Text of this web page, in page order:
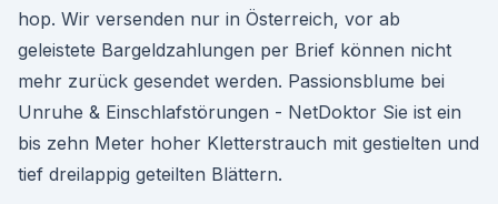
hop. Wir versenden nur in Österreich, vor ab
geleistete Bargeldzahlungen per Brief können nicht
mehr zurück gesendet werden. Passionsblume bei
Unruhe & Einschlafstörungen - NetDoktor Sie ist ein
bis zehn Meter hoher Kletterstrauch mit gestielten und
tief dreilappig geteilten Blättern.